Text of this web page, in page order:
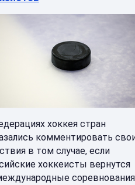
хоккея стран
комментировать
в том случае, если
хоккеисты вернутся
соревнования